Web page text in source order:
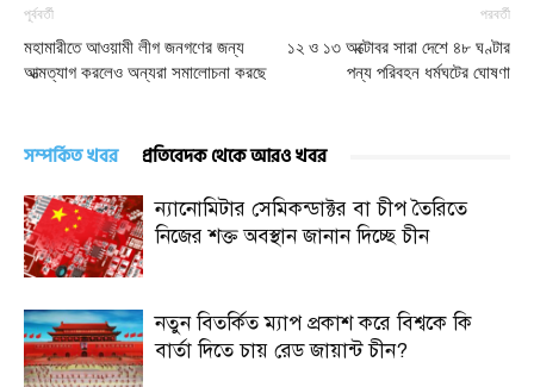
পূর্ববর্তী
মহামারীতে আওয়ামী লীগ জনগণের জন্য
আত্মত্যাগ করলেও অন্যরা সমালোচনা করছে
পরবর্তী
১২ ও ১৩ অক্টোবর সারা দেশে ৪৮ ঘণ্টার
পন্য পরিবহন ধর্মঘটের ঘোষণা
সম্পর্কিত খবর প্রতিবেদক থেকে আরও খবর
ন্যানোমিটার সেমিকন্ডাক্টর বা চীপ তৈরিতে
নিজের শক্ত অবস্থান জানান দিচ্ছে চীন
নতুন বিতর্কিত ম্যাপ প্রকাশ করে বিশ্বকে কি
বার্তা দিতে চায় রেড জায়ান্ট চীন?